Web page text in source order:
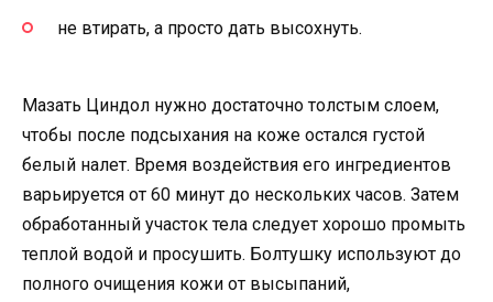
не втирать, а просто дать высохнуть.
Мазать Циндол нужно достаточно толстым слоем,
чтобы после подсыхания на коже остался густой
белый налет. Время воздействия его ингредиентов
варьируется от 60 минут до нескольких часов. Затем
обработанный участок тела следует хорошо промыть
теплой водой и просушить. Болтушку используют до
полного очищения кожи от высыпаний,